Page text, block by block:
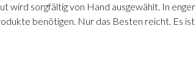
wird sorgfältig von Hand ausgewählt. In
benötigen. Nur das Besten reicht. Es